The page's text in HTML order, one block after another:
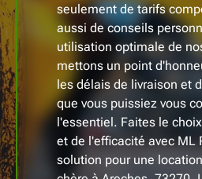
seulement de tarifs
aussi de conseils
utilisation optimale de
mettons un point
les délais de livraison et
que vous puissiez vous
l'essentiel. Faites le
et de l'efficacité avec ML
solution pour une